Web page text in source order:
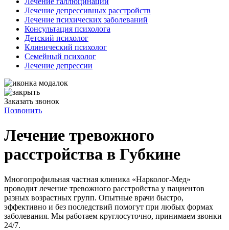
Лечение депрессивных расстройств
Лечение психических заболеваний
Консультация психолога
Детский психолог
Клинический психолог
Семейный психолог
Лечение депрессии
Заказать звонок
Позвонить
Лечение тревожного
расстройства в Губкине
Многопрофильная частная клиника «Нарколог-Мед»
проводит лечение тревожного расстройства у пациентов
разных возрастных групп. Опытные врачи быстро,
эффективно и без последствий помогут при любых формах
заболевания. Мы работаем круглосуточно, принимаем звонки
24/7.